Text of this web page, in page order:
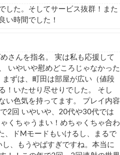
した。そしてサービス抜群！また
い時間でした！
さんを指名。 実は私も応援して
いやいや慰めどころじゃなかった
ずは、町田は部屋が広い（値段
！いたせり尽せりでした。 そし
い色気を持ってます。 プレイ内容
2回 いやいや、20代や30代では
くちゃうまい！めちゃくちゃ合わ
、ドMモードもいけるし、まるで
、もうやばすぎですね。本当に